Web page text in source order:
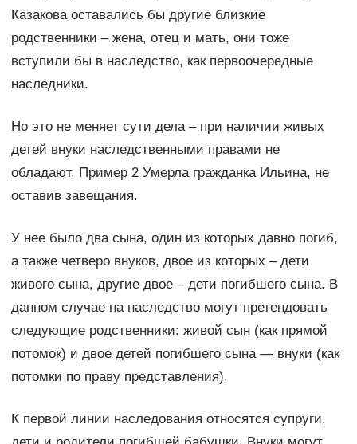
Казакова оставались бы другие близкие
родственники – жена, отец и мать, они тоже
вступили бы в наследство, как первоочередные
наследники.
Но это не меняет сути дела – при наличии живых
детей внуки наследственными правами не
обладают. Пример 2 Умерла гражданка Ильина, не
оставив завещания.
У нее было два сына, один из которых давно погиб,
а также четверо внуков, двое из которых – дети
живого сына, другие двое – дети погибшего сына. В
данном случае на наследство могут претендовать
следующие родственники: живой сын (как прямой
потомок) и двое детей погибшего сына — внуки (как
потомки по праву представления).
К первой линии наследования относятся супруги,